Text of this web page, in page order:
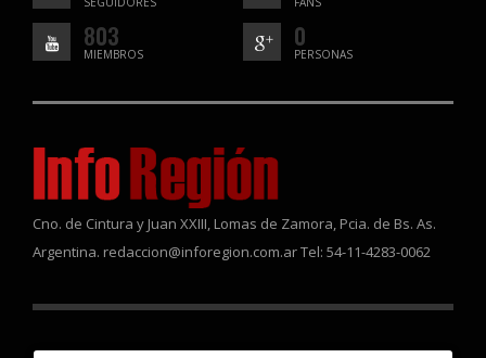
803
MIEMBROS
0
PERSONAS
Cno. de Cintura y Juan XXIII, Lomas de Zamora, Pcia. de Bs. As.
Argentina. redaccion@inforegion.com.ar Tel: 54-11-4283-0062